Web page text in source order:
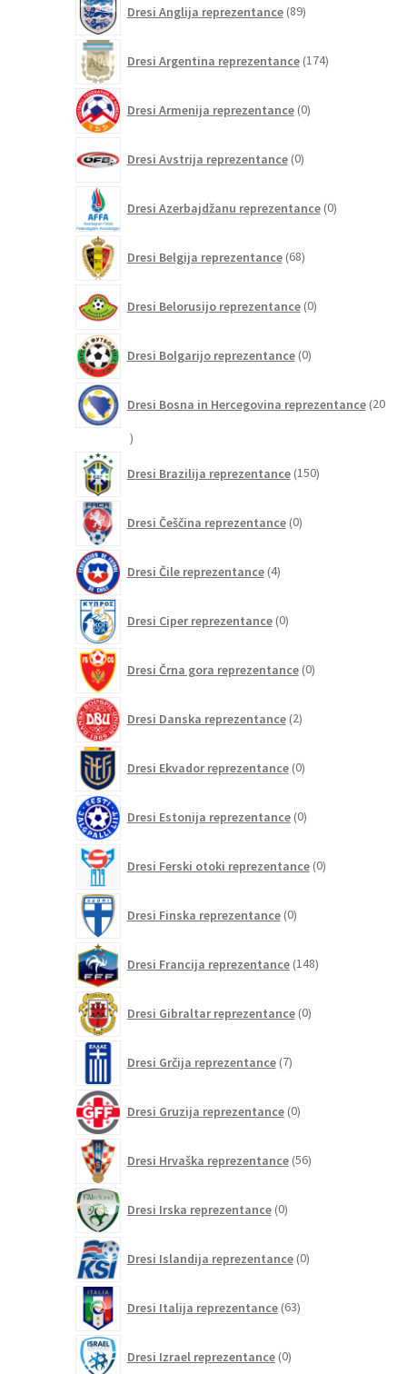
Dresi Anglija reprezentance 89izdelkov
Dresi Argentina reprezentance 174izdelkov
Dresi Armenija reprezentance 0izdelkov
Dresi Avstrija reprezentance 0izdelkov
Dresi Azerbajdžanu reprezentance 0izdelkov
Dresi Belgija reprezentance 68izdelkov
Dresi Belorusijo reprezentance 0izdelkov
Dresi Bolgarijo reprezentance 0izdelkov
Dresi Bosna in Hercegovina reprezentance 20
20
Dresi Brazilija reprezentance 150izdelkov
Dresi Češčina reprezentance 0izdelkov
Dresi Čile reprezentance 4izdelki
Dresi Ciper reprezentance 0izdelkov
Dresi Črna gora reprezentance 0izdelkov
Dresi Danska reprezentance 2izdelka
Dresi Ekvador reprezentance 0izdelkov
Dresi Estonija reprezentance 0izdelkov
Dresi Ferski otoki reprezentance 0izdelkov
Dresi Finska reprezentance 0izdelkov
Dresi Francija reprezentance 148izdelkov
Dresi Gibraltar reprezentance 0izdelkov
Dresi Grčija reprezentance 7izdelkov
Dresi Gruzija reprezentance 0izdelkov
Dresi Hrvaška reprezentance 56izdelkov
Dresi Irska reprezentance 0izdelkov
Dresi Islandija reprezentance 0izdelkov
Dresi Italija reprezentance 63izdelkov
Dresi Izrael reprezentance 0izdelkov